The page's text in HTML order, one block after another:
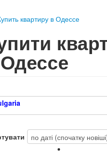
квартиру в Одессе